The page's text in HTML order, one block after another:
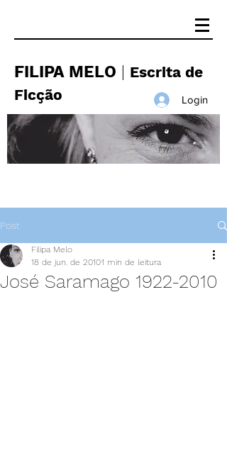
FILIPA MELO
Escrita de
Ficção
Login
Post
José Saramago 1922-2010
Filipa Melo
18 de jun. de 20101 min de leitura